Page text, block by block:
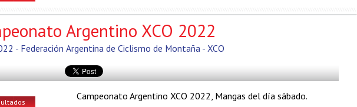
Argentino XCO 2022
- Federación Argentina de Ciclismo de Montaña - XCO
Campeonato Argentino XCO 2022, Mangas del día sábado.